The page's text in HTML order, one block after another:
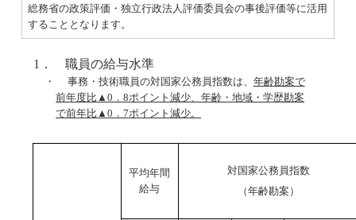
総務省の政策評価・独立行政法人評価委員会の事後評価等に活用
することとなります。
1． 職員の給与水準
・ 事務・技術職員の対国家公務員指数は、 年齢勘案で
前年度比▲0．8ポイント減少、年齢・地域・学歴勘案
で前年比▲0．7ポイント減少。
平均年間
給与
対国家公務員指数
（年齢勘案）